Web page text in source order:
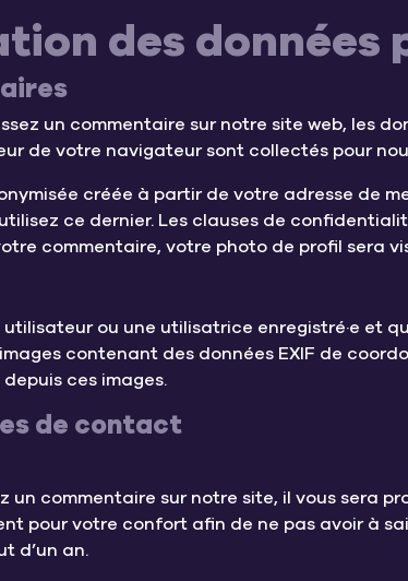
des données
un commentaire sur notre site web, les
de votre navigateur sont collectés pour
créée à partir de votre adresse de
ce dernier. Les clauses de
commentaire, votre photo de profil sera
utilisateur ou une utilisatrice enregistré·e et
contenant des données EXIF de
ces images.
de contact
un commentaire sur notre site, il vous sera
pour votre confort afin de ne pas avoir à
d’un an.